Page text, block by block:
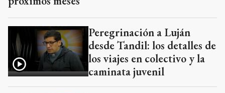
Peregrinación a Luján
desde Tandil: los detalles de
los viajes en colectivo y la
caminata juvenil